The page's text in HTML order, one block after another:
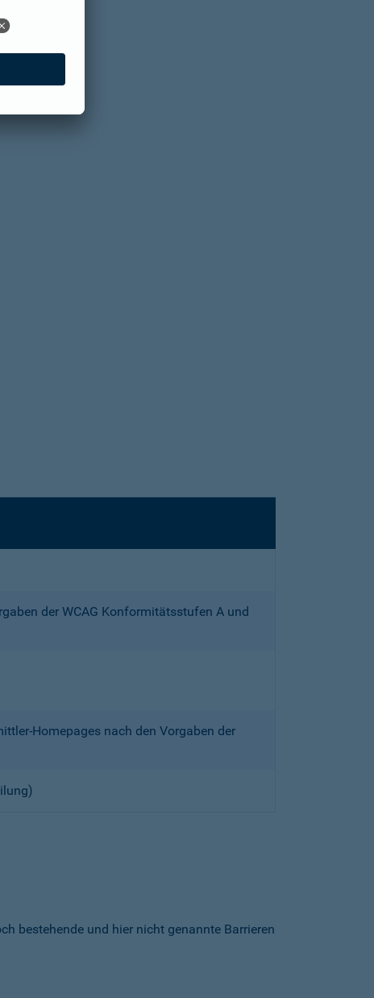
der WCAG Konformitätsstufen A und
Homepages nach den Vorgaben der
bestehende und hier nicht genannte Barrieren